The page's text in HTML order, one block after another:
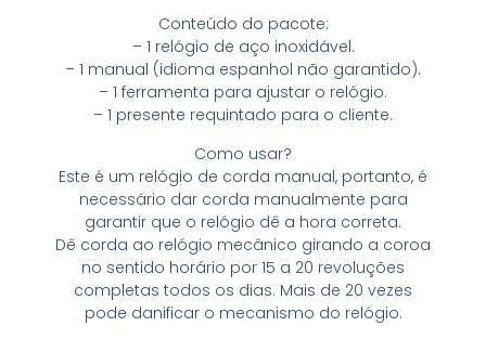
Conteúdo do pacote:
– 1 relógio de aço inoxidável.
– 1 manual (idioma espanhol não garantido).
– 1 ferramenta para ajustar o relógio.
– 1 presente requintado para o cliente.
Como usar?
Este é um relógio de corda manual, portanto, é
necessário dar corda manualmente para
garantir que o relógio dê a hora correta.
Dê corda ao relógio mecânico girando a coroa
no sentido horário por 15 a 20 revoluções
completas todos os dias. Mais de 20 vezes
pode danificar o mecanismo do relógio.